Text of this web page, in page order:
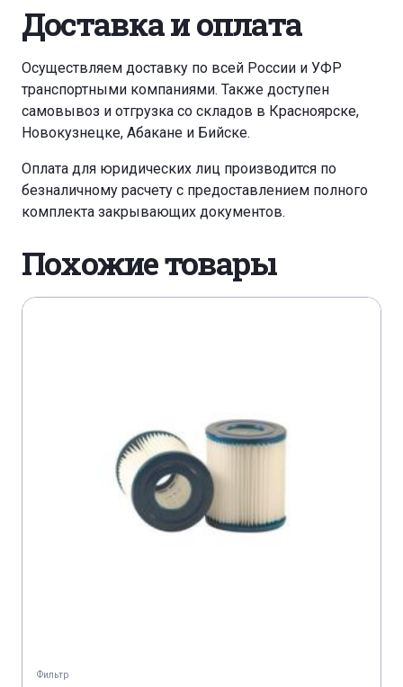
Доставка и оплата
Осуществляем доставку по всей России и УФР
транспортными компаниями. Также доступен
самовывоз и отгрузка со складов в Красноярске,
Новокузнецке, Абакане и Бийске.
Оплата для юридических лиц производится по
безналичному расчету с предоставлением полного
комплекта закрывающих документов.
Похожие товары
Фильтр